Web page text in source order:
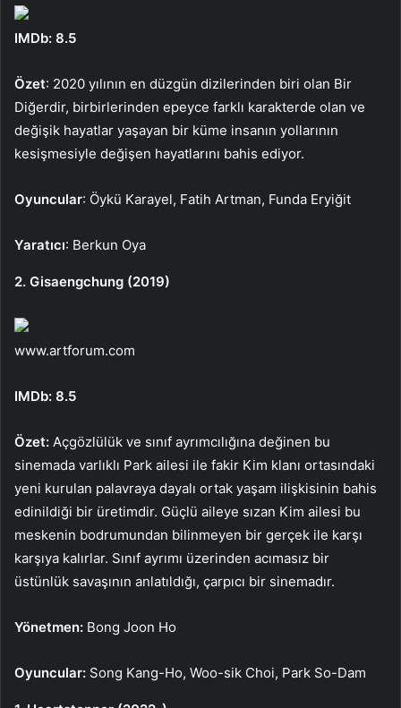
IMDb: 8.5
Özet: 2020 yılının en düzgün dizilerinden biri olan Bir
Diğerdir, birbirlerinden epeyce farklı karakterde olan ve
değişik hayatlar yaşayan bir küme insanın yollarının
kesişmesiyle değişen hayatlarını bahis ediyor.
Oyuncular: Öykü Karayel, Fatih Artman, Funda Eryiğit
Yaratıcı: Berkun Oya
2. Gisaengchung (2019)
www.artforum.com
IMDb: 8.5
Özet: Açgözlülük ve sınıf ayrımcılığına değinen bu
sinemada varlıklı Park ailesi ile fakir Kim klanı ortasındaki
yeni kurulan palavraya dayalı ortak yaşam ilişkisinin bahis
edinildiği bir üretimdir. Güçlü aileye sızan Kim ailesi bu
meskenin bodrumundan bilinmeyen bir gerçek ile karşı
karşıya kalırlar. Sınıf ayrımı üzerinden acımasız bir
üstünlük savaşının anlatıldığı, çarpıcı bir sinemadır.
Yönetmen: Bong Joon Ho
Oyuncular: Song Kang-Ho, Woo-sik Choi, Park So-Dam